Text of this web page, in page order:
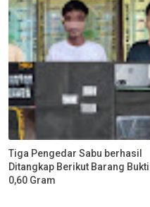
Tiga Pengedar Sabu berhasil
Ditangkap Berikut Barang Bukti
0,60 Gram